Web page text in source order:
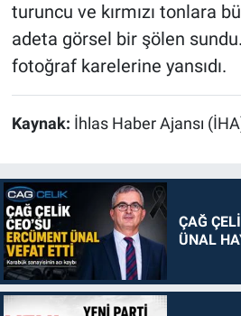
turuncu ve kırmızı tonlara
adeta görsel bir şölen
fotoğraf karelerine yansıdı.
Kaynak: İhlas Haber Ajansı
ÇAĞ
ÜNAL